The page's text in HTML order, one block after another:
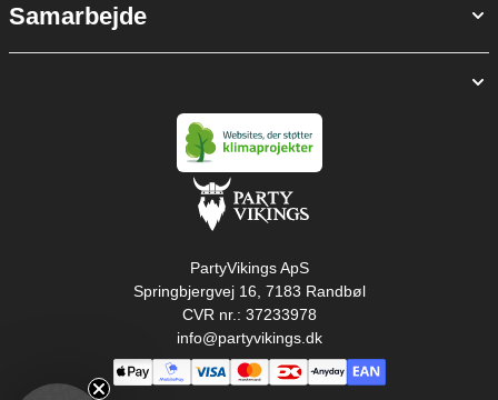
Samarbejde
PartyVikings ApS
Springbjergvej 16, 7183 Randbøl
CVR nr.: 37233978
info@partyvikings.dk